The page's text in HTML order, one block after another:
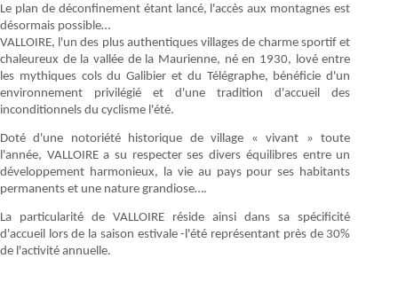
Le plan de déconfinement étant lancé, l'accès aux montagnes est
désormais possible…
VALLOIRE, l'un des plus authentiques villages de charme sportif et
chaleureux de la vallée de la Maurienne, né en 1930, lové entre
les mythiques cols du Galibier et du Télégraphe, bénéficie d'un
environnement privilégié et d'une tradition d'accueil des
inconditionnels du cyclisme l'été.
Doté d'une notoriété historique de village « vivant » toute
l'année, VALLOIRE a su respecter ses divers équilibres entre un
développement harmonieux, la vie au pays pour ses habitants
permanents et une nature grandiose….
La particularité de VALLOIRE réside ainsi dans sa spécificité
d'accueil lors de la saison estivale -l'été représentant près de 30%
de l'activité annuelle.